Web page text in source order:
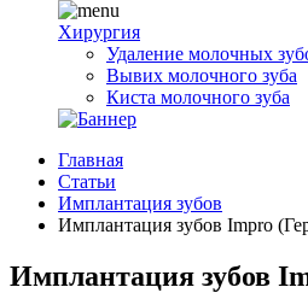
Хирургия
Удаление молочных
Вывих молочного зуба
Киста молочного зуба
Главная
Статьи
Имплантация зубов
Имплантация зубов Impro
Имплантация зубов